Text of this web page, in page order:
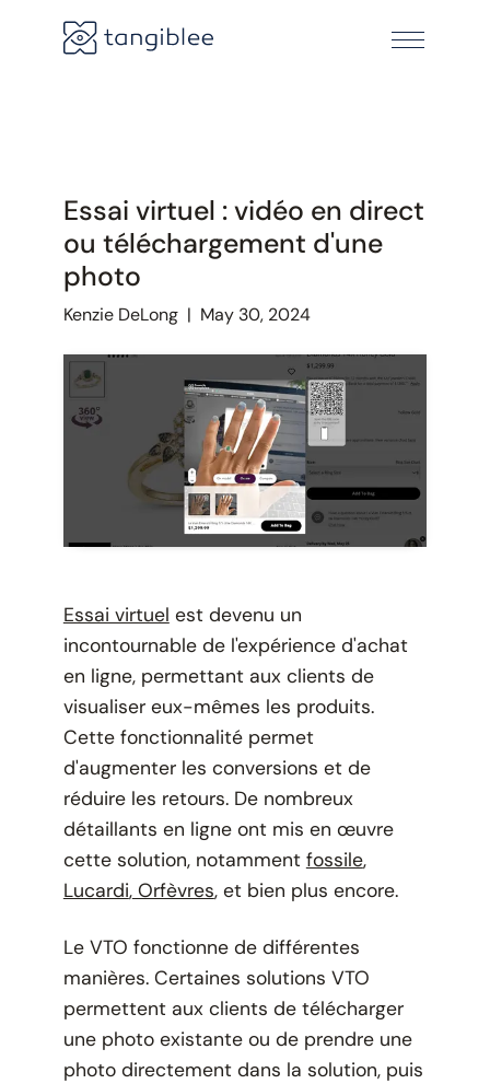
Essai virtuel : vidéo en direct
ou téléchargement d'une
photo
Kenzie DeLong| May 30, 2024
Essai virtuel est devenu un
incontournable de l'expérience d'achat
en ligne, permettant aux clients de
visualiser eux-mêmes les produits.
Cette fonctionnalité permet
d'augmenter les conversions et de
réduire les retours. De nombreux
détaillants en ligne ont mis en œuvre
cette solution, notamment fossile,
Lucardi,Orfèvres, et bien plus encore.
Le VTO fonctionne de différentes
manières. Certaines solutions VTO
permettent aux clients de télécharger
une photo existante ou de prendre une
photo directement dans la solution, puis